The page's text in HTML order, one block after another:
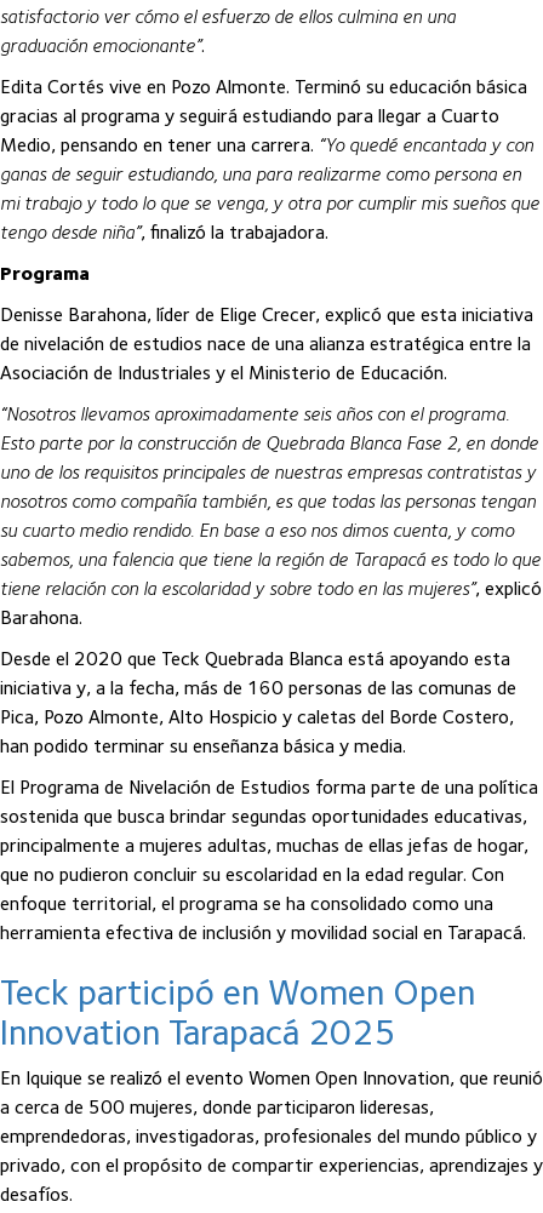
satisfactorio ver cómo el esfuerzo de ellos culmina en una
graduación emocionante”.
Edita Cortés vive en Pozo Almonte. Terminó su educación básica
gracias al programa y seguirá estudiando para llegar a Cuarto
Medio, pensando en tener una carrera. “Yo quedé encantada y con
ganas de seguir estudiando, una para realizarme como persona en
mi trabajo y todo lo que se venga, y otra por cumplir mis sueños que
tengo desde niña”, finalizó la trabajadora.
Programa
Denisse Barahona, líder de Elige Crecer, explicó que esta iniciativa
de nivelación de estudios nace de una alianza estratégica entre la
Asociación de Industriales y el Ministerio de Educación.
“Nosotros llevamos aproximadamente seis años con el programa.
Esto parte por la construcción de Quebrada Blanca Fase 2, en donde
uno de los requisitos principales de nuestras empresas contratistas y
nosotros como compañía también, es que todas las personas tengan
su cuarto medio rendido. En base a eso nos dimos cuenta, y como
sabemos, una falencia que tiene la región de Tarapacá es todo lo que
tiene relación con la escolaridad y sobre todo en las mujeres”, explicó
Barahona.
Desde el 2020 que Teck Quebrada Blanca está apoyando esta
iniciativa y, a la fecha, más de 160 personas de las comunas de
Pica, Pozo Almonte, Alto Hospicio y caletas del Borde Costero,
han podido terminar su enseñanza básica y media.
El Programa de Nivelación de Estudios forma parte de una política
sostenida que busca brindar segundas oportunidades educativas,
principalmente a mujeres adultas, muchas de ellas jefas de hogar,
que no pudieron concluir su escolaridad en la edad regular. Con
enfoque territorial, el programa se ha consolidado como una
herramienta efectiva de inclusión y movilidad social en Tarapacá.
Teck participó en Women Open
Innovation Tarapacá 2025
En Iquique se realizó el evento Women Open Innovation, que reunió
a cerca de 500 mujeres, donde participaron lideresas,
emprendedoras, investigadoras, profesionales del mundo público y
privado, con el propósito de compartir experiencias, aprendizajes y
desafíos.